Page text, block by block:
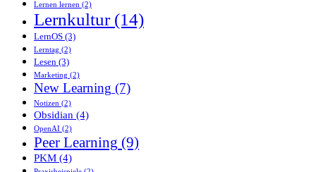
Lernen lernen (2)
Lernkultur(14)
LernOS (3)
Lerntag (2)
Lesen (3)
Marketing (2)
New Learning (7)
Notizen (2)
Obsidian (4)
OpenAI (2)
Peer Learning (9)
PKM (4)